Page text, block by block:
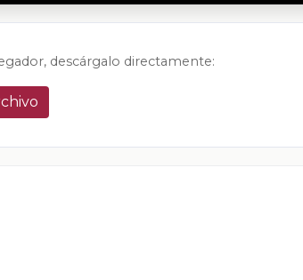
descárgalo directamente: